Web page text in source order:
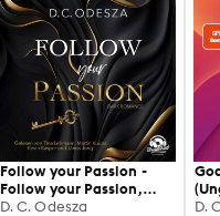
Follow your Passion -
Follow your Passion,
Band 1 (Ungekürzt)
D. C. Odesza
D.